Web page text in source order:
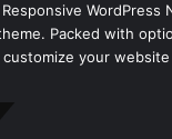
WordPress
Packed with
your